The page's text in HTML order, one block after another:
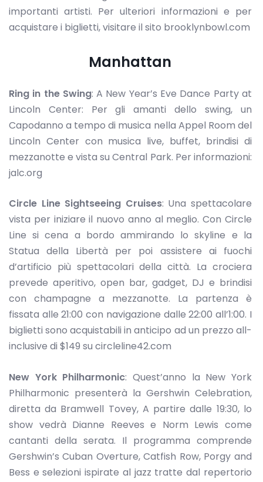
importanti artisti. Per ulteriori informazioni e per
acquistare i biglietti, visitare il sito brooklynbowl.com
Manhattan
Ring in the Swing: A New Year’s Eve Dance Party at
Lincoln Center: Per gli amanti dello swing, un
Capodanno a tempo di musica nella Appel Room del
Lincoln Center con musica live, buffet, brindisi di
mezzanotte e vista su Central Park. Per informazioni:
jalc.org
Circle Line Sightseeing Cruises: Una spettacolare
vista per iniziare il nuovo anno al meglio. Con Circle
Line si cena a bordo ammirando lo skyline e la
Statua della Libertà per poi assistere ai fuochi
d’artificio più spettacolari della città. La crociera
prevede aperitivo, open bar, gadget, DJ e brindisi
con champagne a mezzanotte. La partenza è
fissata alle 21:00 con navigazione dalle 22:00 all’1:00. I
biglietti sono acquistabili in anticipo ad un prezzo all-
inclusive di $149 su circleline42.com
New York Philharmonic: Quest’anno la New York
Philharmonic presenterà la Gershwin Celebration,
diretta da Bramwell Tovey, A partire dalle 19:30, lo
show vedrà Dianne Reeves e Norm Lewis come
cantanti della serata. Il programma comprende
Gershwin’s Cuban Overture, Catfish Row, Porgy and
Bess e selezioni ispirate al jazz tratte dal repertorio